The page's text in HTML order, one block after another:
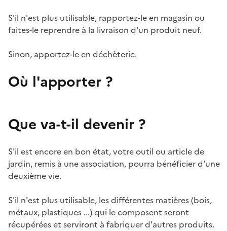
S'il n'est plus utilisable, rapportez-le en magasin ou
faites-le reprendre à la livraison d'un produit neuf.
Sinon, apportez-le en déchèterie.
Où l'apporter ?
Que va-t-il devenir ?
S'il est encore en bon état, votre outil ou article de
jardin, remis à une association, pourra bénéficier d'une
deuxième vie.
S'il n'est plus utilisable, les différentes matières (bois,
métaux, plastiques ...) qui le composent seront
récupérées et serviront à fabriquer d'autres produits.